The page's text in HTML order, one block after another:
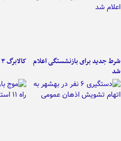
شرط جدید برای بازنشستگی اعلام
شد
کالابرگ ۳ گروه شارژ شد